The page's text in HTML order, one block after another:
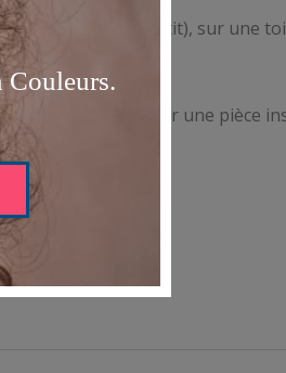
soit plus petit), sur une
à votre intérieur une pièce